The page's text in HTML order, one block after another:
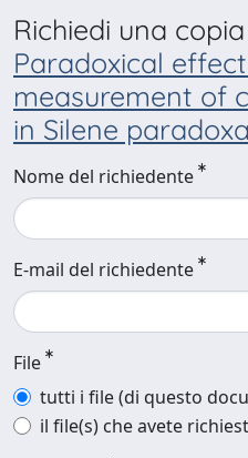
Richiedi una
Paradoxical
measurement of
in Silene
Nome del richiedente
E-mail del richiedente
File
tutti i file (di questo
il file(s) che avete